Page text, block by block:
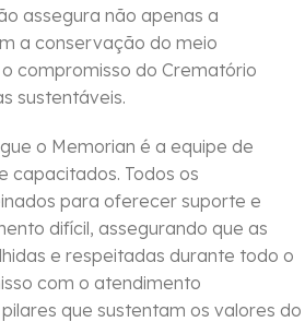
assegura não apenas a
a conservação do meio
compromisso do Crematório
sustentáveis.
o Memorian é a equipe de
capacitados. Todos os
para oferecer suporte e
difícil, assegurando que as
e respeitadas durante todo o
com o atendimento
que sustentam os valores do